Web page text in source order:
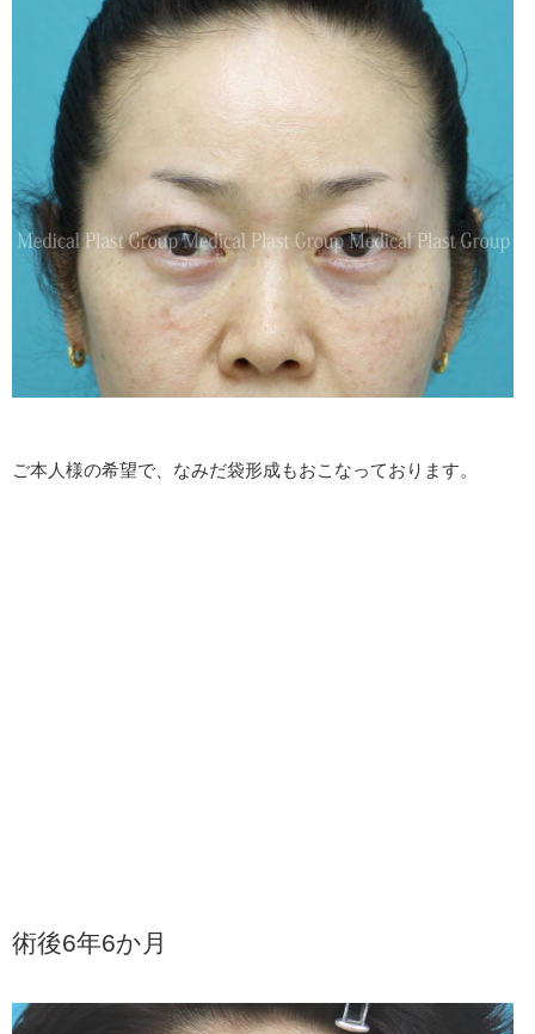
ご本人様の希望で、なみだ袋形成もおこなっております。
術後6年6か月